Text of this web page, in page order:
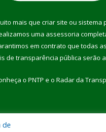
mais que criar site ou sistema
uma assessoria
em contrato que todas
de transparência pública serão
o PNTP e o Radar da
de